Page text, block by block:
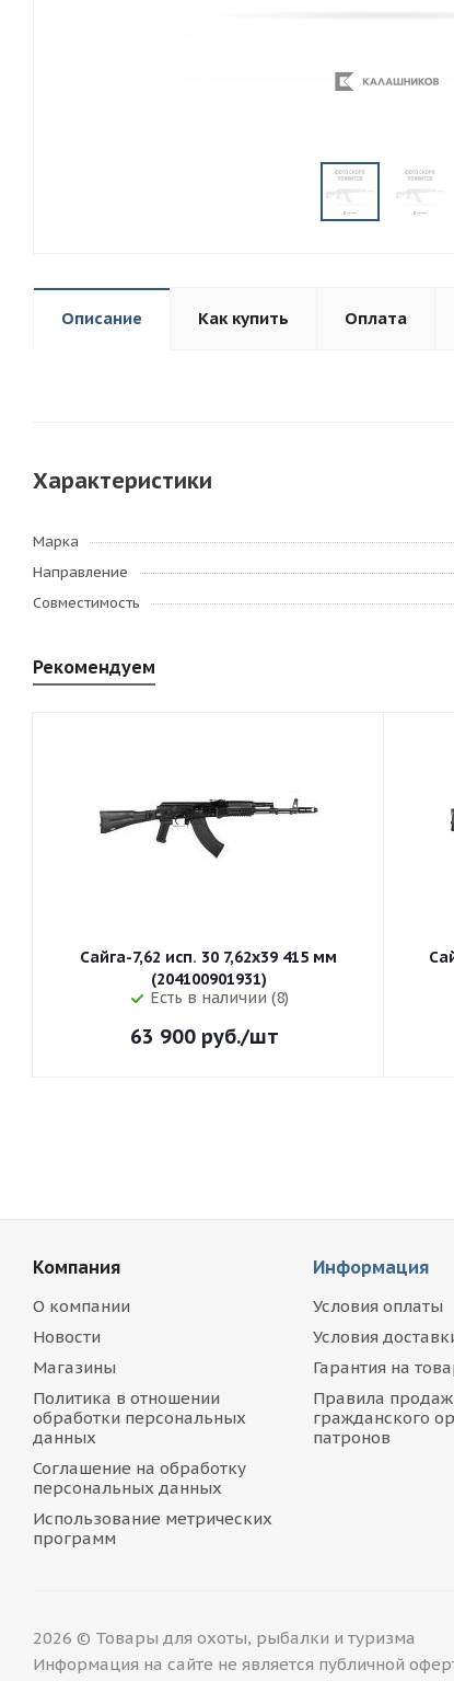
Описание Как купить Оплата
Характеристики
Марка
Направление
Совместимость
Рекомендуем
Сайга-7,62 исп. 30 7,62x39 415 мм
(204100901931)
Есть в наличии (8)
63 900 руб./шт
Компания
О компании
Новости
Магазины
Политика в отношении
обработки персональных
данных
Соглашение на обработку
персональных данных
Использование метрических
программ
Информация
Условия оплаты
Условия
Гарантия на
Правила
гражданского
патронов
2026 © Товары для охоты, рыбалки и туризма
Информация на сайте не является публичной